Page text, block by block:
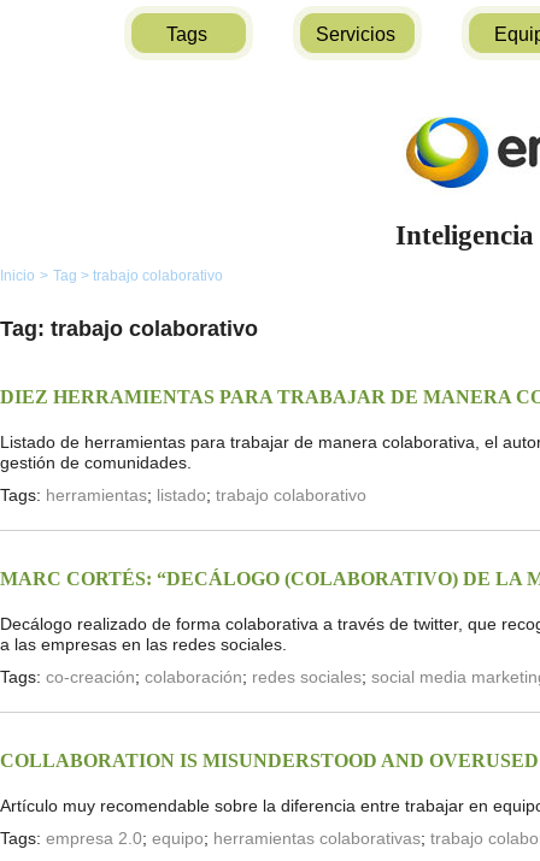
Tags Servicios
Inicio > Tag > trabajo colaborativo
Tag: trabajo colaborativo
DIEZ HERRAMIENTAS PARA TRABAJAR DE MANERA
Listado de herramientas para trabajar de manera colaborativa, el
gestión de comunidades.
Tags: herramientas; listado; trabajo colaborativo
MARC CORTÉS: “DECÁLOGO (COLABORATIVO) DE LA
Decálogo realizado de forma colaborativa a través de twitter, que
a las empresas en las redes sociales.
Tags: co-creación; colaboración; redes sociales; social media
COLLABORATION IS MISUNDERSTOOD AND OVERUSED
Artículo muy recomendable sobre la diferencia entre trabajar en
Tags: empresa 2.0; equipo; herramientas colaborativas; trabajo